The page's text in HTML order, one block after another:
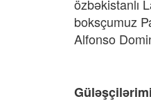
özbəkistanlı
boksçumuz
Alfonso